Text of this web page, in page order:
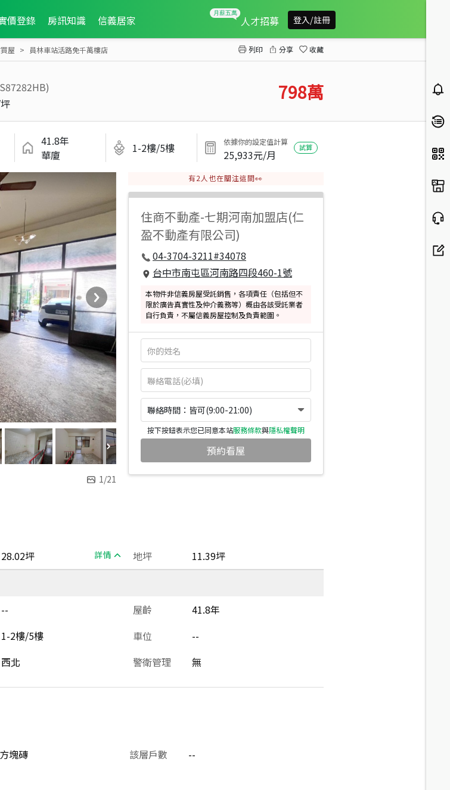
價登錄 房訊知識 信義居家 人才招募 登入/註冊
屋 員林車站活路免千萬樓店 列印 分享 收藏
798萬
41.8年
華廈
1-2樓/5樓 依據你的設定值計算
25,933元/月
試算
1/21
有2 人也在關注這間👀
住商不動產-七期河南加盟店(仁
盈不動產有限公司)
04-3704-3211#34078
台中市南屯區河南路四段460-1號
本物件非信義房屋受託銷售，各項責任（包括但不
限於廣告真實性及仲介義務等）概由各該受託業者
自行負責，不屬信義房屋控制及負責範圍。
聯絡時間：皆可(9:00-21:00)
按下按鈕表示您已同意本站服務條款與隱私權聲明
預約看屋
28.02坪 詳情 地坪
11.39坪
-- 屋齡
41.8年
1-2樓/5樓 車位
--
西北 警衛管理 無
方塊磚 該層戶數
--